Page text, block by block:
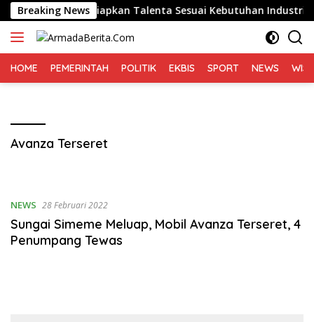
Langsung
ke
konten
Breaking News
Diminta Siapkan Talenta Sesuai Kebutuhan Industri
HOME PEMERINTAH POLITIK EKBIS SPORT NEWS
Avanza Terseret
NEWS 28 Februari 2022
Sungai Simeme Meluap, Mobil Avanza Terseret, 4
Penumpang Tewas